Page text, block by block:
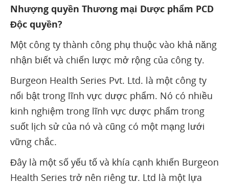
Nhượng quyền Thương mại Dược phẩm PCD
Độc quyền?
Một công ty thành công phụ thuộc vào khả năng
nhận biết và chiến lược mở rộng của công ty.
Burgeon Health Series Pvt. Ltd. là một công ty
nổi bật trong lĩnh vực dược phẩm. Nó có nhiều
kinh nghiệm trong lĩnh vực dược phẩm trong
suốt lịch sử của nó và cũng có một mạng lưới
vững chắc.
Đây là một số yếu tố và khía cạnh khiến Burgeon
Health Series trở nên riêng tư. Ltd là một lựa